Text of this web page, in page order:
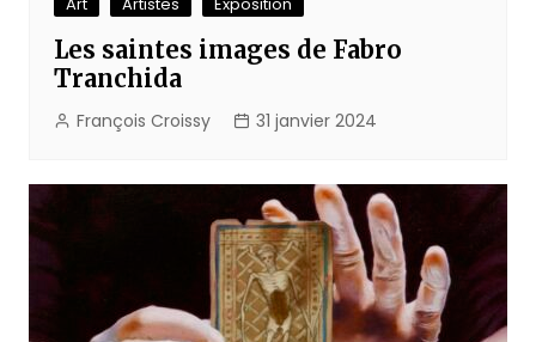
Art Artistes Exposition
Les saintes images de Fabro
Tranchida
François Croissy 31 janvier 2024